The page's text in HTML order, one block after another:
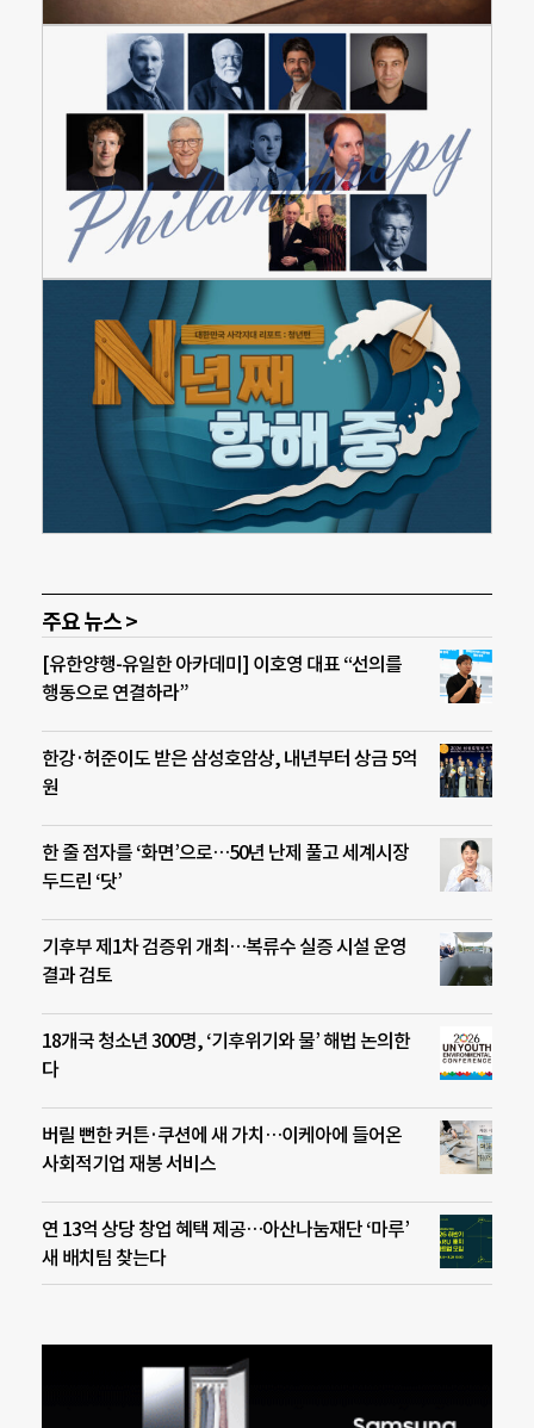
주요 뉴스 >
[유한양행-유일한 아카데미] 이호영 대표 “선의를
행동으로 연결하라”
한강·허준이도 받은 삼성호암상, 내년부터 상금 5억
원
한 줄 점자를 ‘화면’으로…50년 난제 풀고 세계시장
두드린 ‘닷’
기후부 제1차 검증위 개최…복류수 실증 시설 운영
결과 검토
18개국 청소년 300명, ‘기후위기와 물’ 해법 논의한
다
버릴 뻔한 커튼·쿠션에 새 가치…이케아에 들어온
사회적기업 재봉 서비스
연 13억 상당 창업 혜택 제공…아산나눔재단 ‘마루’
새 배치팀 찾는다